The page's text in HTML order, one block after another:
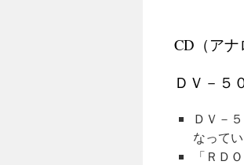
CD（ア
ＤＶ－５
ＤＶ－
なってい
「ＲＤ